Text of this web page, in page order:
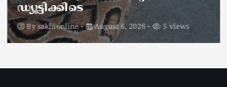
ഡ്യൂട്ടിക്കിടെ
By sakhionline August 6, 2026 5 views